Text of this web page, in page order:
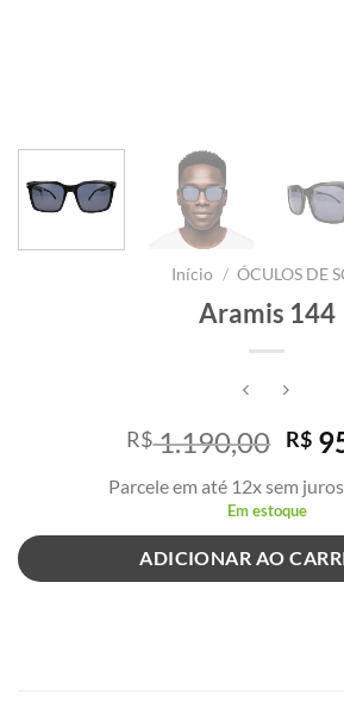
Início / ÓCULOS DE
Aramis 144
R$1.190,00 O
era:
R$
R$
Parcele em até 12x sem
Em estoque
ADICIONAR AO